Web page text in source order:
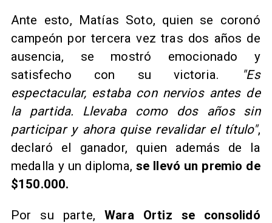
Ante esto, Matías Soto, quien se coronó
campeón por tercera vez tras dos años de
ausencia, se mostró emocionado y
satisfecho con su victoria.
"Es
espectacular, estaba con nervios antes de
la partida. Llevaba como dos años sin
participar y ahora quise revalidar el título",
declaró el ganador, quien además de la
medalla y un diploma, se llevó un premio de
$150.000.
Por su parte, Wara Ortiz se consolidó